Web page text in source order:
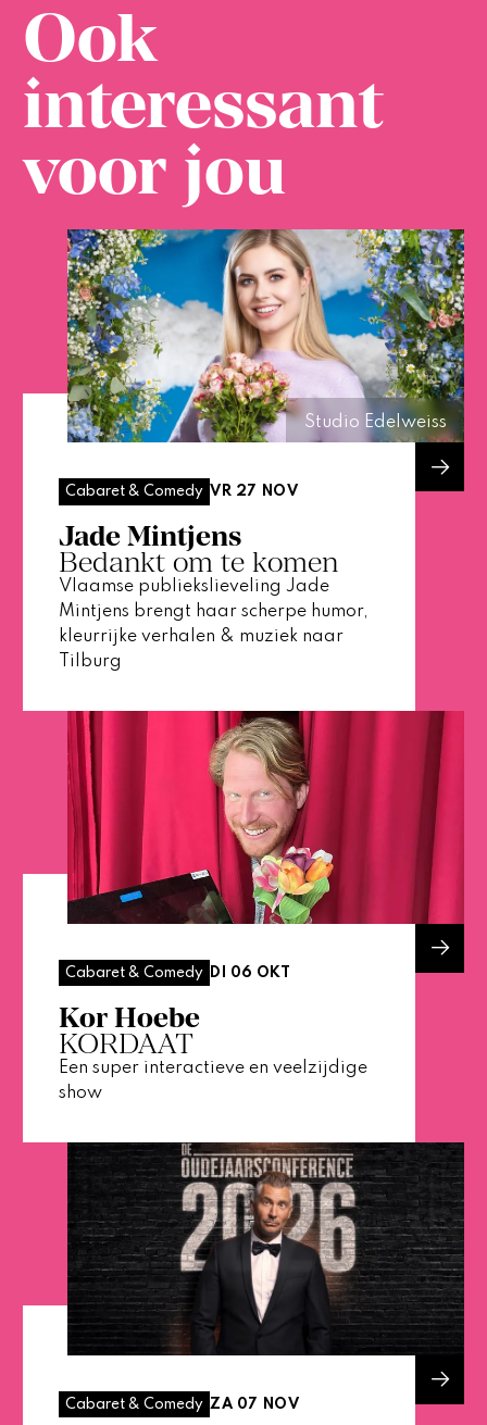
Ook
interessant
voor jou
Cabaret & Comedy VR 27 NOV
Jade Mintjens
Bedankt om te komen
Vlaamse publiekslieveling Jade
Mintjens brengt haar scherpe humor,
kleurrijke verhalen & muziek naar
Tilburg
Studio Edelweiss
Cabaret & Comedy DI 06 OKT
Kor Hoebe
KORDAAT
Een super interactieve en veelzijdige
show
Cabaret & Comedy ZA 07 NOV